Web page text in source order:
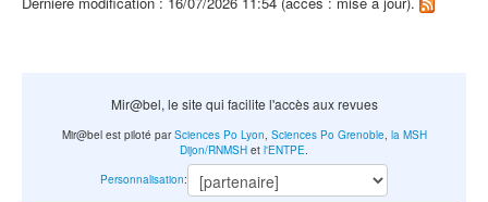
Mir@bel, le site qui facilite l'accès aux revues
Mir@bel est piloté parSciences Po Lyon, Sciences Po Grenoble, la MSH
Dijon/RNMSH et l'ENTPE.
Personnalisation: